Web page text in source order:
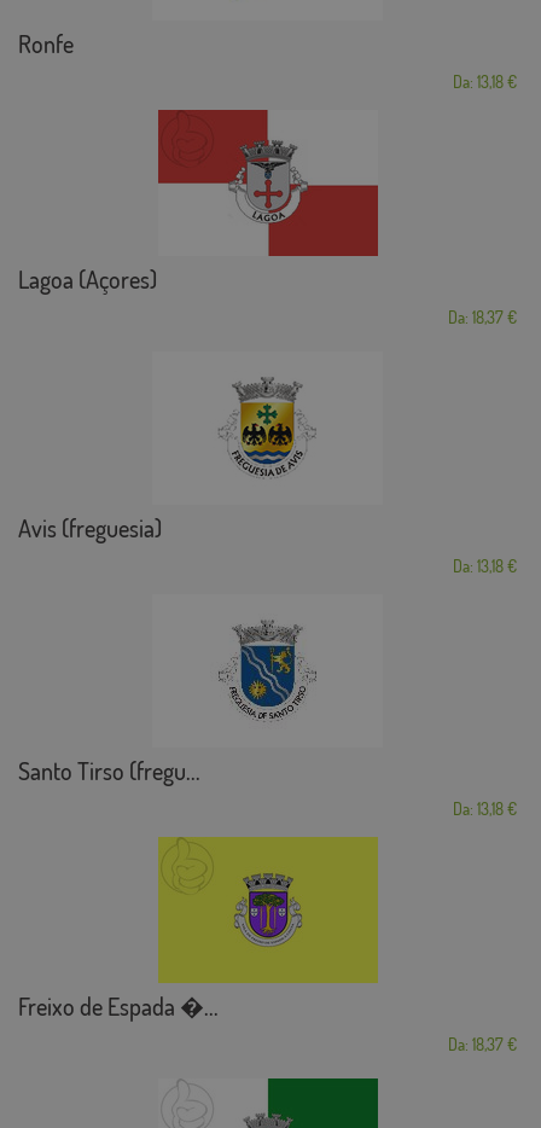
Ronfe
Da: 13,18 €
Lagoa (Açores)
Da: 18,37 €
Avis (freguesia)
Da: 13,18 €
Santo Tirso (fregu...
Da: 13,18 €
Freixo de Espada �...
Da: 18,37 €